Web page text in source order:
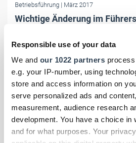
Responsible use of your data
We and our 1022 partners
e.g. your IP-number, using
store and access information on
serve personalized ads and
measurement, audience research
development. You have a choice in
and for what purposes. Your
Betriebsführung | März 2017
Wichtige Änderung im
zur Abgrenzung C-und D-Klassen gelten